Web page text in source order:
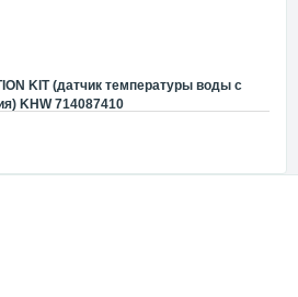
KIT (датчик температуры воды с
KHW 714087410